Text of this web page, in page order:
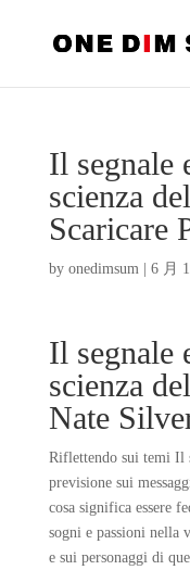
Il segnale
scienza
Scaricare
by onedimsum| 6 月
Il segnale
scienza
Nate
Riflettendo sui temi Il
previsione sui
cosa significa essere
sogni e passioni nella
e sui personaggi di